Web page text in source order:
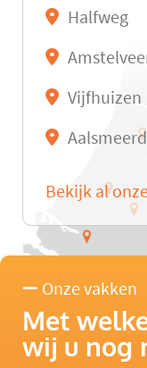
Halfweg
Vijfhuizen
Bekijk al
Onze vakken
Met
wij u nog